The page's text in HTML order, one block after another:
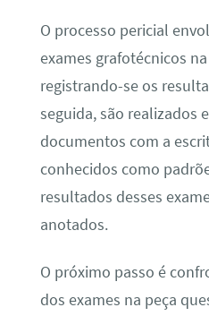
O processo pericial
exames grafotécnicos
registrando-se os
seguida, são realizados
documentos com a
conhecidos como
resultados desses
anotados.
O próximo passo é
dos exames na peça